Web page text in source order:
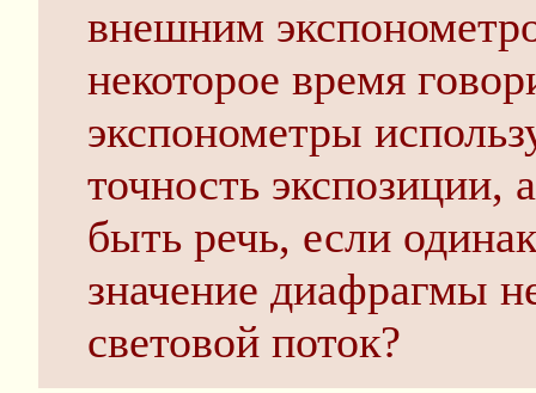
внешним
некоторое время
экспонометры
точность экспозиции,
быть речь, если
значение диафрагмы
световой поток?